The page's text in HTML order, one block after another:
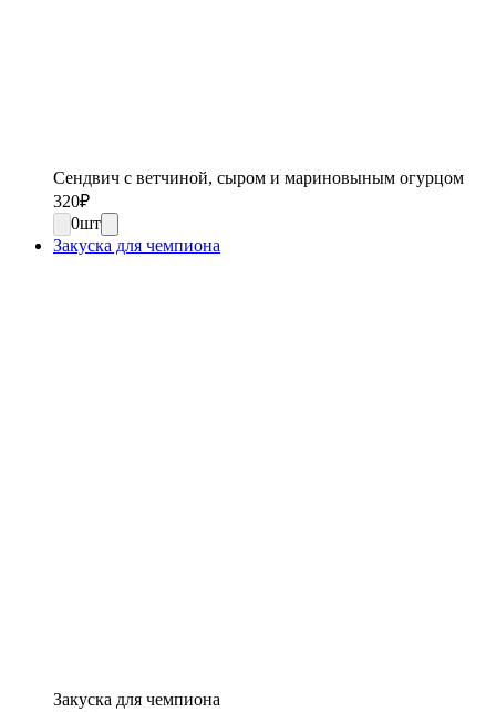
Сендвич с ветчиной, сыром и мариновыным огурцом
320₽
0шт
Закуска для чемпиона
Закуска для чемпиона